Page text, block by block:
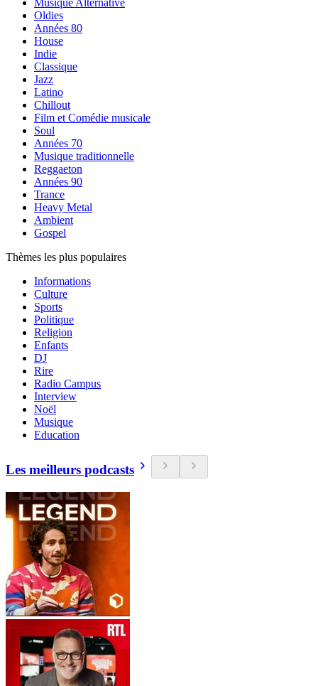
Musique Alternative
Oldies
Années 80
House
Indie
Classique
Jazz
Latino
Chillout
Film et Comédie musicale
Soul
Années 70
Musique traditionnelle
Reggaeton
Années 90
Trance
Heavy Metal
Ambient
Gospel
Thèmes les plus populaires
Informations
Culture
Sports
Politique
Religion
Enfants
DJ
Rire
Radio Campus
Interview
Noël
Musique
Education
Les meilleurs podcasts